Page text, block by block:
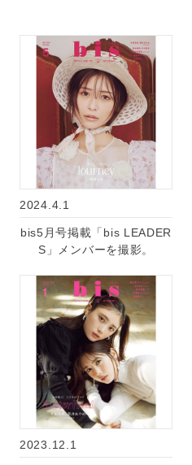
2024.4.1
bis5月号掲載「bis LEADER
S」メンバーを撮影。
2023.12.1